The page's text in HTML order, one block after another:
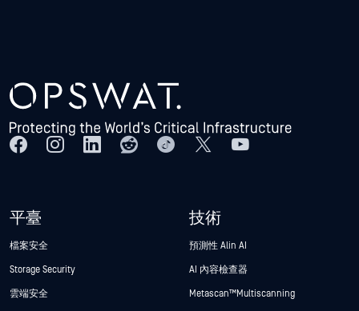
平臺
檔案安全
Storage Security
雲端安全
技術
預測性 Alin AI
AI 內容檢查器
Metascan™ Multiscanning